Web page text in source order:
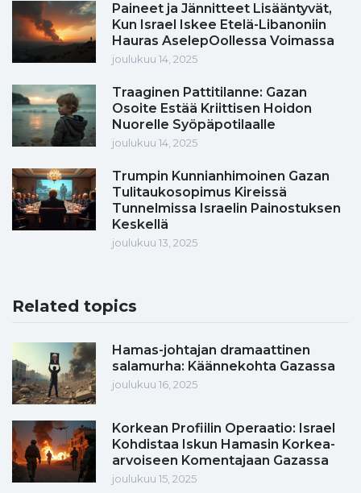
Paineet ja Jännitteet Lisääntyvät,
Kun Israel Iskee Etelä-Libanoniin
Hauras AselepOollessa Voimassa
joulukuu 14, 2025
Traaginen Pattitilanne: Gazan
Osoite Estää Kriittisen Hoidon
Nuorelle Syöpäpotilaalle
joulukuu 14, 2025
Trumpin Kunnianhimoinen Gazan
Tulitaukosopimus Kireissä
Tunnelmissa Israelin Painostuksen
Keskellä
joulukuu 13, 2025
Related topics
Hamas-johtajan dramaattinen
salamurha: Käännekohta Gazassa
joulukuu 16, 2025
Korkean Profiilin Operaatio: Israel
Kohdistaa Iskun Hamasin Korkea-
arvoiseen Komentajaan Gazassa
joulukuu 15, 2025